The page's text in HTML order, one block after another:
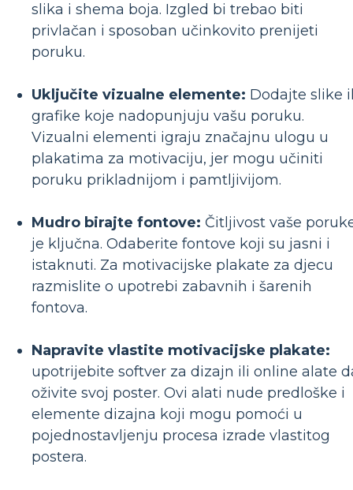
slika i shema boja. Izgled bi trebao biti
privlačan i sposoban učinkovito prenijeti
poruku.
Uključite vizualne elemente: Dodajte slike
grafike koje nadopunjuju vašu poruku.
Vizualni elementi igraju značajnu ulogu u
plakatima za motivaciju, jer mogu učiniti
poruku prikladnijom i pamtljivijom.
Mudro birajte fontove: Čitljivost vaše
je ključna. Odaberite fontove koji su jasni i
istaknuti. Za motivacijske plakate za djecu
razmislite o upotrebi zabavnih i šarenih
fontova.
Napravite vlastite motivacijske plakate:
upotrijebite softver za dizajn ili online alate
oživite svoj poster. Ovi alati nude predloške i
elemente dizajna koji mogu pomoći u
pojednostavljenju procesa izrade vlastitog
postera.